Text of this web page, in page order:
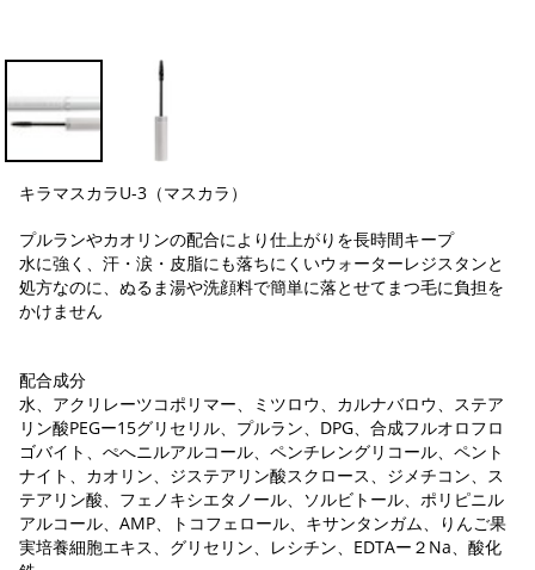
キラマスカラU-3（マスカラ）
プルランやカオリンの配合により仕上がりを長時間キープ
水に強く、汗・涙・皮脂にも落ちにくいウォーターレジスタンと
処方なのに、ぬるま湯や洗顔料で簡単に落とせてまつ毛に負担を
かけません
配合成分
水、アクリレーツコポリマー、ミツロウ、カルナバロウ、ステア
リン酸PEGー15グリセリル、プルラン、DPG、合成フルオロフロ
ゴバイト、ぺへニルアルコール、ペンチレングリコール、ペント
ナイト、カオリン、ジステアリン酸スクロース、ジメチコン、ス
テアリン酸、フェノキシエタノール、ソルビトール、ポリピニル
アルコール、AMP、トコフェロール、キサンタンガム、りんご果
実培養細胞エキス、グリセリン、レシチン、EDTAー２Na、酸化